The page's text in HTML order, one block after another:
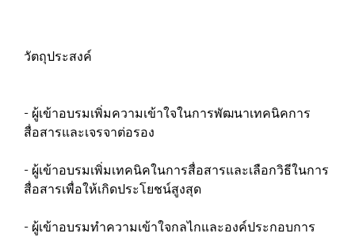
วัตถุประสงค์
- ผู้เข้าอบรมเพิ่มความเข้าใจในการพัฒนาเทคนิคการ
สื่อสารและเจรจาต่อรอง
- ผู้เข้าอบรมเพิ่มเทคนิคในการสื่อสารและเลือกวิธีในการ
สื่อสารเพื่อให้เกิดประโยชน์สูงสุด
- ผู้เข้าอบรมทำความเข้าใจกลไกและองค์ประกอบการ